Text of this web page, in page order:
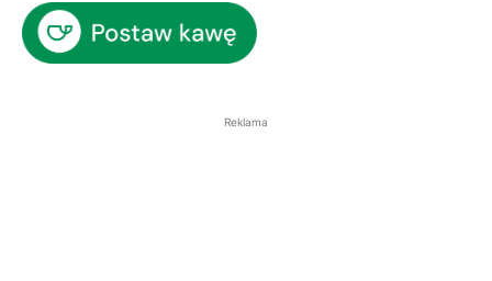
Reklama